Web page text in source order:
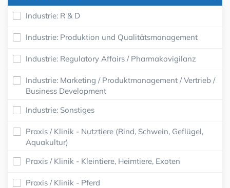
Industrie: R & D
Industrie: Produktion und Qualitätsmanagement
Industrie: Regulatory Affairs / Pharmakovigilanz
Industrie: Marketing / Produktmanagement / Vertrieb /
Business Development
Industrie: Sonstiges
Praxis / Klinik - Nutztiere (Rind, Schwein, Geflügel,
Aquakultur)
Praxis / Klinik - Kleintiere, Heimtiere, Exoten
Praxis / Klinik - Pferd